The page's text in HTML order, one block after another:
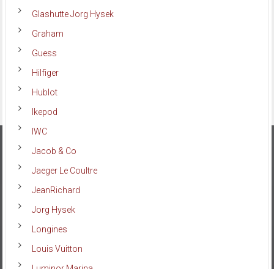
Glashutte Jorg Hysek
Graham
Guess
Hilfiger
Hublot
Ikepod
IWC
Jacob & Co
Jaeger Le Coultre
JeanRichard
Jorg Hysek
Longines
Louis Vuitton